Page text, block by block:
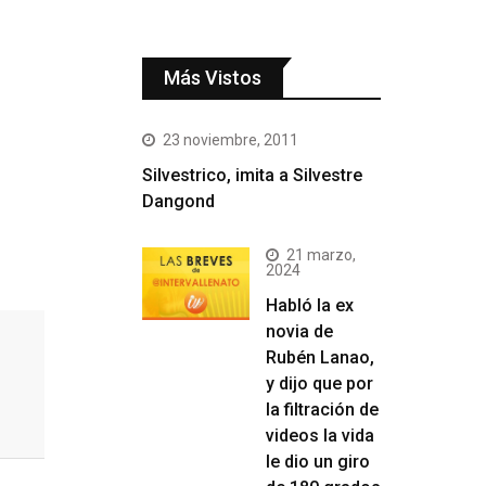
Más Vistos
23 noviembre, 2011
Silvestrico, imita a Silvestre
Dangond
21 marzo,
2024
Habló la ex
novia de
Rubén Lanao,
y dijo que por
la filtración de
videos la vida
le dio un giro